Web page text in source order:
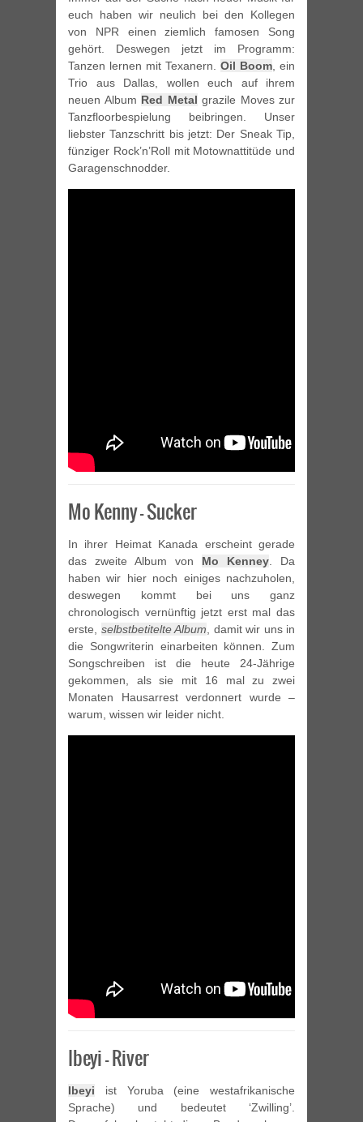
euch haben wir neulich bei den Kollegen
von NPR einen ziemlich famosen Song
gehört. Deswegen jetzt im Programm:
Tanzen lernen mit Texanern. Oil Boom, ein
Trio aus Dallas, wollen euch auf ihrem
neuen Album Red Metal grazile Moves zur
Tanzfloorbespielung beibringen. Unser
liebster Tanzschritt bis jetzt: Der Sneak Tip,
fünziger Rock’n’Roll mit Motownattitüde und
Garagenschnodder.
Mo Kenny – Sucker
In ihrer Heimat Kanada erscheint gerade
das zweite Album von Mo Kenney. Da
haben wir hier noch einiges nachzuholen,
deswegen kommt bei uns ganz
chronologisch vernünftig jetzt erst mal das
erste, selbstbetitelte Album, damit wir uns in
die Songwriterin einarbeiten können. Zum
Songschreiben ist die heute 24-Jährige
gekommen, als sie mit 16 mal zu zwei
Monaten Hausarrest verdonnert wurde –
warum, wissen wir leider nicht.
Ibeyi – River
Ibeyi ist Yoruba (eine westafrikanische
Sprache) und bedeutet ‘Zwilling’.